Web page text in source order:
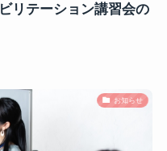
リテーション講習会の
お知らせ